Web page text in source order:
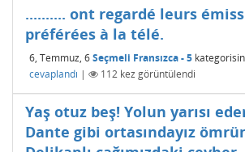
.......... ont regardé leurs
préférées à la télé.
6, Temmuz, 6Seçmeli Fransızca - 5
cevaplandı | 112 kez görüntülendi
Yaş otuz beş! Yolun yarısı
Dante gibi ortasındayız